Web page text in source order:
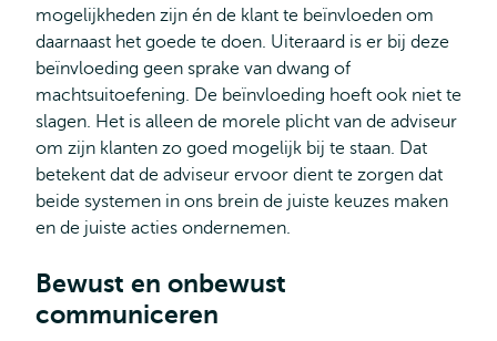
mogelijkheden zijn én de klant te beïnvloeden om
daarnaast het goede te doen. Uiteraard is er bij deze
beïnvloeding geen sprake van dwang of
machtsuitoefening. De beïnvloeding hoeft ook niet te
slagen. Het is alleen de morele plicht van de adviseur
om zijn klanten zo goed mogelijk bij te staan. Dat
betekent dat de adviseur ervoor dient te zorgen dat
beide systemen in ons brein de juiste keuzes maken
en de juiste acties ondernemen.
Bewust en onbewust
communiceren